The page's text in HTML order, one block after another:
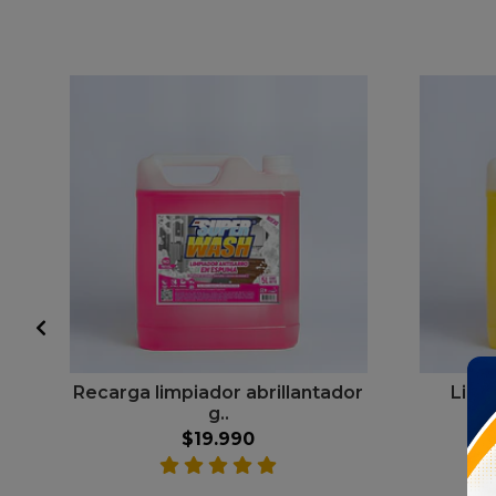
Recarga limpiador abrillantador
g..
$19.990